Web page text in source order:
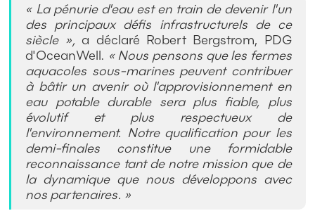
« La pénurie d'eau est en train de devenir l'un
des principaux défis infrastructurels de ce
siècle »,a déclaré Robert Bergstrom, PDG
d'OceanWell. « Nous pensons que les fermes
aquacoles sous-marines peuvent contribuer
à bâtir un avenir où l'approvisionnement en
eau potable durable sera plus fiable, plus
évolutif et plus respectueux de
l'environnement. Notre qualification pour les
demi-finales constitue une formidable
reconnaissance tant de notre mission que de
la dynamique que nous développons avec
nos partenaires. »